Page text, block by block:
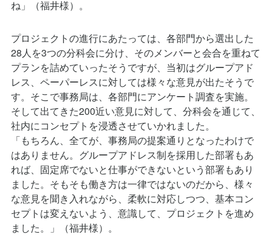
28人を3つの分科会に分け、そのメンバーと会合を重ねて
プランを詰めていったそうですが、当初はグループアド
レス、ペーパーレスに対しては様々な意見が出たそうで
す。そこで事務局は、各部門にアンケート調査を実施。
そして出てきた200近い意見に対して、分科会を通じて、
社内にコンセプトを浸透させていかれました。
「もちろん、全てが、事務局の提案通りとなったわけで
はありません。グループアドレス制を採用した部署もあ
れば、固定席でないと仕事ができないという部署もあり
ました。そもそも働き方は一律ではないのだから、様々
な意見を聞き入れながら、柔軟に対応しつつ、基本コン
セプトは変えないよう、意識して、プロジェクトを進め
ました。」（福井様）。